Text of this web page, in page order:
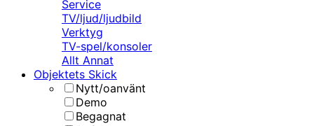
Service
TV/ljud/ljudbild
Verktyg
TV-spel/konsoler
Allt Annat
Objektets Skick
Nytt/oanvänt
Demo
Begagnat